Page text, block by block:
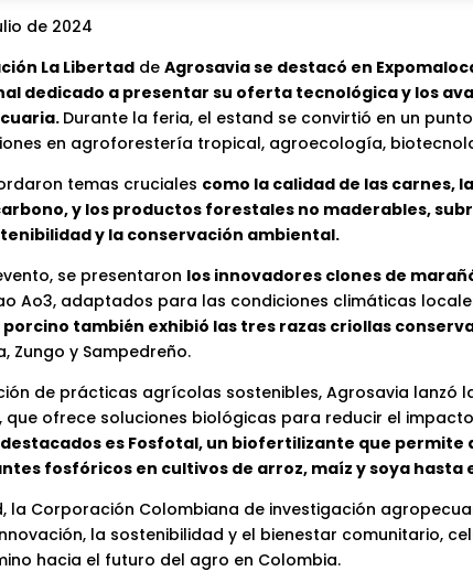
de 2024
La Libertad deAgrosavia se destacó en
dedicado a presentar su oferta tecnológica y los
Durante la feria, el estand se convirtió en un
en agroforestería tropical, agroecología,
temas cruciales como la calidad de las carnes,
y los productos forestales no maderables,
y la conservación ambiental.
se presentaron los innovadores clones de
Ao3, adaptados para las condiciones climáticas
también exhibió las tres razas criollas
Zungo y Sampedreño.
de prácticas agrícolas sostenibles, Agrosavia lanzó
que ofrece soluciones biológicas para reducir el
es Fosfotal, un biofertilizante que permite
fosfóricos en cultivos de arroz, maíz y soya hasta
la Corporación Colombiana de investigación
la sostenibilidad y el bienestar comunitario,
hacia el futuro del agro en Colombia.